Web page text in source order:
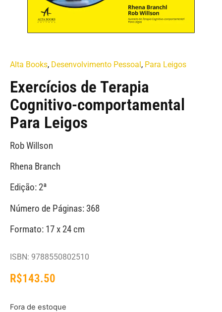
Alta Books, Desenvolvimento Pessoal, Para Leigos
Exercícios de Terapia
Cognitivo-comportamental
Para Leigos
Rob Willson
Rhena Branch
Edição: 2ª
Número de Páginas: 368
Formato: 17 x 24 cm
ISBN: 9788550802510
R$143.50
Fora de estoque